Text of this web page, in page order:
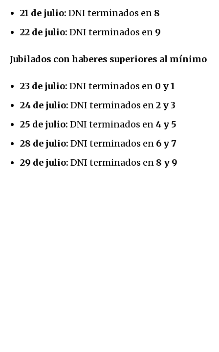
21 de julio: DNI terminados en 8
22 de julio: DNI terminados en 9
Jubilados con haberes superiores al mínimo
23 de julio: DNI terminados en 0 y 1
24 de julio: DNI terminados en2 y 3
25 de julio: DNI terminados en 4 y 5
28 de julio: DNI terminados en 6 y 7
29 de julio: DNI terminados en 8 y 9